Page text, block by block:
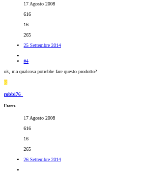
17 Agosto 2008
616
16
265
25 Settembre 2014
#4
ok, ma qualcosa potrebbe fare questo prodotto?
R
robbi76_
Utente
17 Agosto 2008
616
16
265
26 Settembre 2014